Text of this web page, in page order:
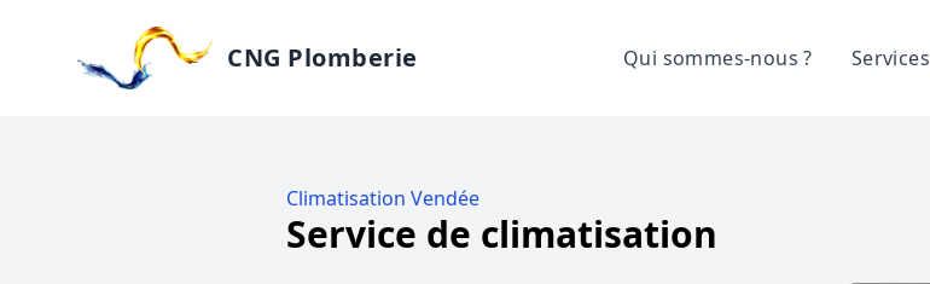
CNG Plomberie Qui sommes-nous ? Services
Climatisation Vendée
Service de climatisation